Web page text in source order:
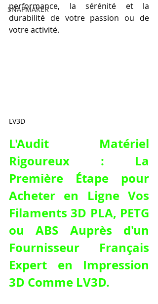
SNAPMAKER
performance, la sérénité et la
durabilité de votre passion ou de
votre activité.
LV3D
L'Audit Matériel
Rigoureux : La
Acheter en Ligne Vos
Filaments 3D PLA, PETG
ou ABS Auprès d'un
Fournisseur Français
Expert en Impression
3D Comme LV3D.